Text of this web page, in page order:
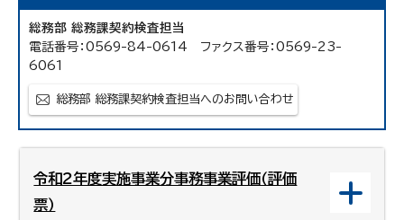
総務部 総務課契約検査担当
電話番号：0569-84-0614 ファクス番号：0569-23-
6061
総務部 総務課契約検査担当へのお問い合わせ
令和2年度実施事業分事務事業評価（評価
票）